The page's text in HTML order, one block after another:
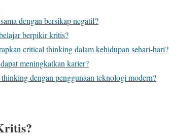
dengan bersikap negatif?
berpikir kritis?
critical thinking dalam kehidupan sehari-hari?
meningkatkan karier?
dengan penggunaan teknologi modern?